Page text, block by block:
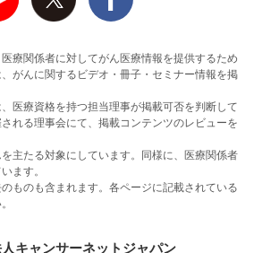
療関係者に対してがん医療情報を提供するため
がんに関するビデオ・冊子・セミナー情報を掲
医療資格を持つ担当理事が掲載可否を判断して
れる理事会にて、掲載コンテンツのレビューを
主たる対象にしています。同様に、医療関係者
ます。
ものも含まれます。各ページに記載されている
キャンサーネットジャパン